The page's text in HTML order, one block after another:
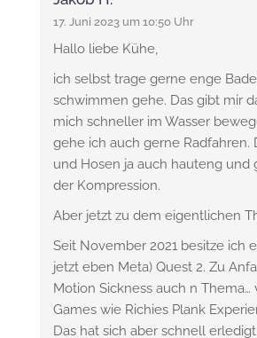
17. Juni 2023 um 10:50 Uhr
Hallo liebe Kühe,
ich selbst trage gerne enge
schwimmen gehe. Das gibt mir
mich schneller im Wasser
gehe ich auch gerne Radfahren.
und Hosen ja auch hauteng und
der Kompression.
Aber jetzt zu dem eigentlichen
Seit November 2021 besitze ich
jetzt eben Meta) Quest 2. Zu
Motion Sickness auch n Thema…
Games wie Richies Plank
Das hat sich aber schnell